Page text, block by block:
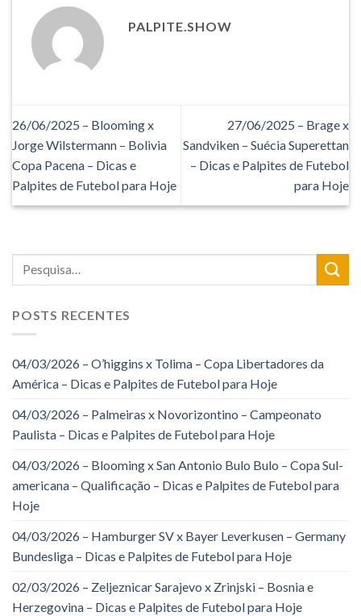
PALPITE.SHOW
26/06/2025 – Blooming x
Jorge Wilstermann – Bolivia
Copa Pacena – Dicas e
Palpites de Futebol para Hoje
27/06/2025 – Brage x
Sandviken – Suécia Superettan
– Dicas e Palpites de Futebol
para Hoje
POSTS RECENTES
04/03/2026 – O’higgins x Tolima – Copa Libertadores da
América – Dicas e Palpites de Futebol para Hoje
04/03/2026 – Palmeiras x Novorizontino – Campeonato
Paulista – Dicas e Palpites de Futebol para Hoje
04/03/2026 – Blooming x San Antonio Bulo Bulo – Copa Sul-
americana – Qualificação – Dicas e Palpites de Futebol para
Hoje
04/03/2026 – Hamburger SV x Bayer Leverkusen – Germany
Bundesliga – Dicas e Palpites de Futebol para Hoje
02/03/2026 – Zeljeznicar Sarajevo x Zrinjski – Bosnia e
Herzegovina – Dicas e Palpites de Futebol para Hoje